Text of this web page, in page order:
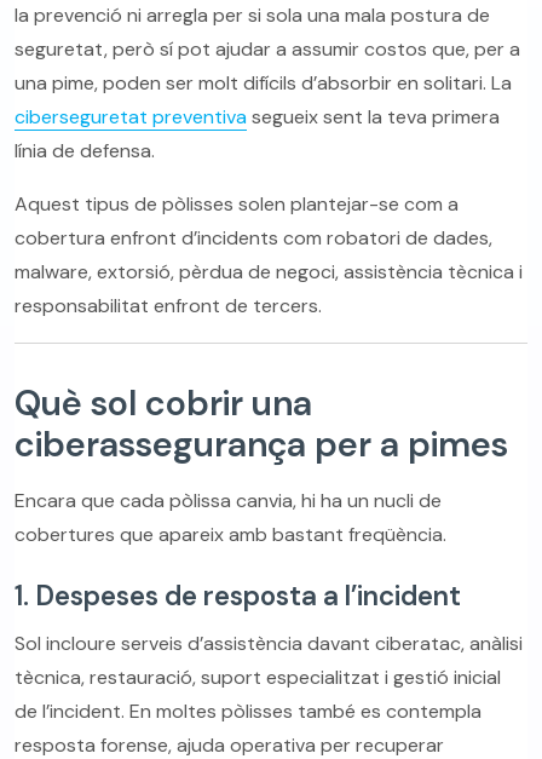
la prevenció ni arregla per si sola una mala postura de
seguretat, però sí pot ajudar a assumir costos que, per a
una pime, poden ser molt difícils d’absorbir en solitari. La
ciberseguretat preventivasegueix sent la teva primera
línia de defensa.
Aquest tipus de pòlisses solen plantejar-se com a
cobertura enfront d’incidents com robatori de dades,
malware, extorsió, pèrdua de negoci, assistència tècnica i
responsabilitat enfront de tercers.
Què sol cobrir una
ciberassegurança per a pimes
Encara que cada pòlissa canvia, hi ha un nucli de
cobertures que apareix amb bastant freqüència.
1. Despeses de resposta a l’incident
Sol incloure serveis d’assistència davant ciberatac, anàlisi
tècnica, restauració, suport especialitzat i gestió inicial
de l’incident. En moltes pòlisses també es contempla
resposta forense, ajuda operativa per recuperar